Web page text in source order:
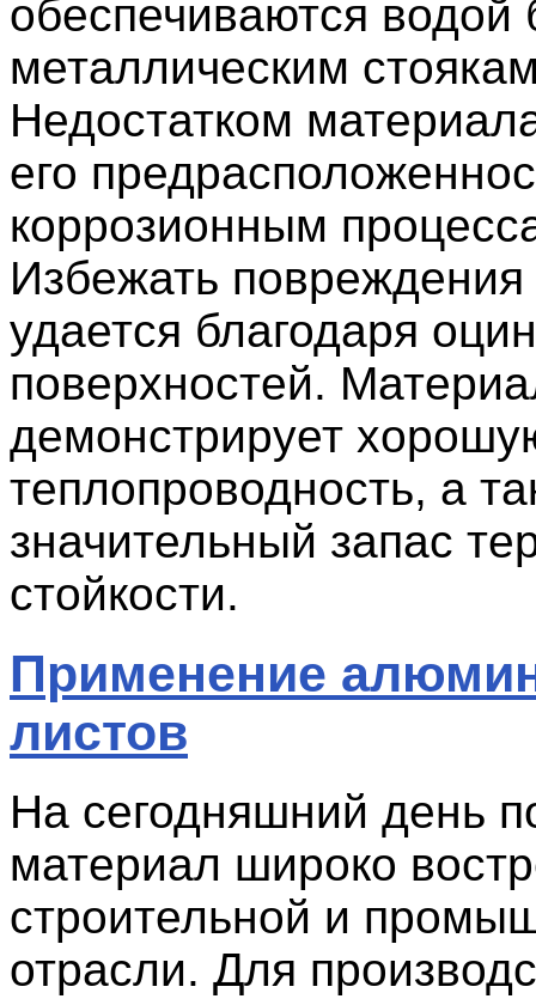
обеспечиваются водой
металлическим
Недостатком
его
коррозионным
Избежать повреждения
удается благодаря
поверхностей.
демонстрирует
теплопроводность, а
значительный запас
стойкости.
Применение
листов
На сегодняшний день
материал широко
строительной и
отрасли. Для